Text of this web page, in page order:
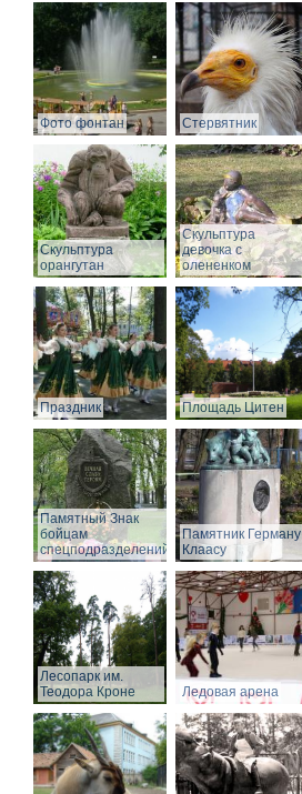
Фото фонтан Стервятник
Скульптура
орангутан
Скульптура
девочка с
олененком
Праздник Площадь Цитен
Памятный Знак
бойцам
спецподразделений
Памятник Герману
Клаасу
Лесопарк им.
Теодора Кроне
Ледовая арена